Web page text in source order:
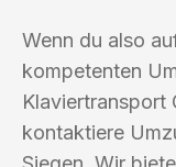
Wenn du also
kompetenten
Klaviertransport
kontaktiere